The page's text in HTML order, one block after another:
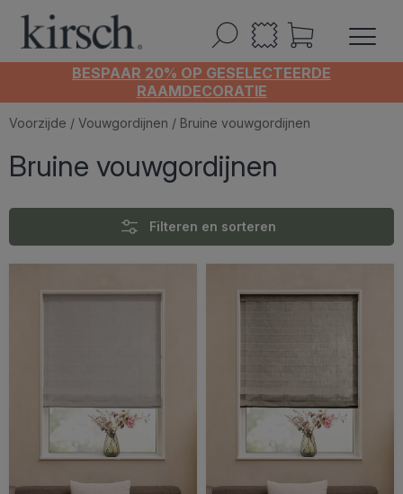
BESPAAR 20% OP GESELECTEERDE
RAAMDECORATIE
Voorzijde / Vouwgordijnen / Bruine vouwgordijnen
Bruine vouwgordijnen
Filteren en sorteren